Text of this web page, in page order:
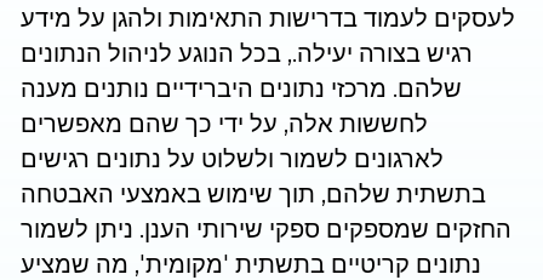
לעסקים לעמוד בדרישות התאימות ולהגן על מידע
רגיש בצורה יעילה., בכל הנוגע לניהול הנתונים
שלהם. מרכזי נתונים היברידיים נותנים מענה
לחששות אלה, על ידי כך שהם מאפשרים
לארגונים לשמור ולשלוט על נתונים רגישים
בתשתית שלהם, תוך שימוש באמצעי האבטחה
החזקים שמספקים ספקי שירותי הענן. ניתן לשמור
נתונים קריטיים בתשתית 'מקומית', מה שמציע